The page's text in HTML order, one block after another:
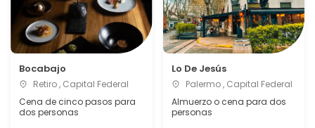
Bocabajo
Retiro , Capital Federal
Cena de cinco pasos para
dos personas
Lo De Jesús
Palermo , Capital Federal
Almuerzo o cena para dos
personas